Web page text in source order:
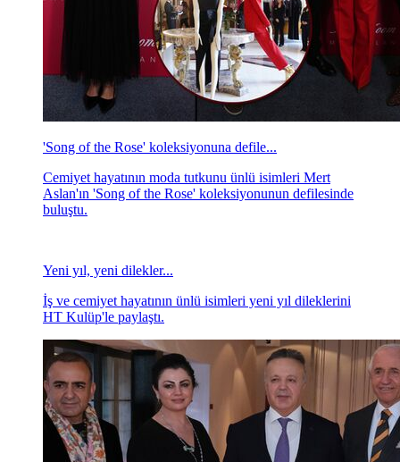
'Song of the Rose' koleksiyonuna defile...
Cemiyet hayatının moda tutkunu ünlü isimleri Mert
Aslan'ın 'Song of the Rose' koleksiyonunun defilesinde
buluştu.
Yeni yıl, yeni dilekler...
İş ve cemiyet hayatının ünlü isimleri yeni yıl dileklerini
HT Kulüp'le paylaştı.